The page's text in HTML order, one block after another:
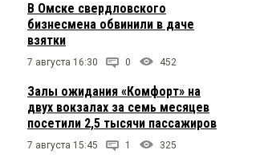
В Омске свердловского
бизнесмена обвинили в даче
взятки
7 августа 16:30 0 452
Залы ожидания «Комфорт» на
двух вокзалах за семь месяцев
посетили 2,5 тысячи пассажиров
7 августа 15:45 1 325